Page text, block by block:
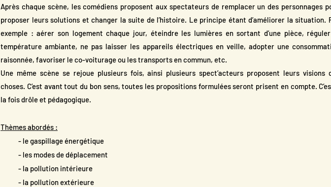
CHAUD
DEVANT !
Théâtre Forum
Après chaque scène, les comédiens proposent aux spectateurs de remplacer un des personnages
proposer leurs solutions et changer la suite de l’histoire. Le principe étant d’améliorer la situation.
exemple : aérer son logement chaque jour, éteindre les lumières en sortant d’une pièce,
température ambiante, ne pas laisser les appareils électriques en veille, adopter une
raisonnée, favoriser le co-voiturage ou les transports en commun, etc.
Une même scène se rejoue plusieurs fois, ainsi plusieurs spect’acteurs proposent leurs visions
choses. C’est avant tout du bon sens, toutes les propositions formulées seront prisent en compte.
la fois drôle et pédagogique.
Thèmes abordés :
- le gaspillage énergétique
- les modes de déplacement
- la pollution intérieure
- la pollution extérieure